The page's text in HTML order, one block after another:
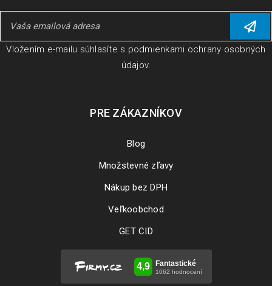
Vložením e-mailu súhlasíte s podmienkami ochrany osobných
údajov.
PRE ZÁKAZNÍKOV
Blog
Množstevné zľavy
Nákup bez DPH
Veľkoobchod
GET CID